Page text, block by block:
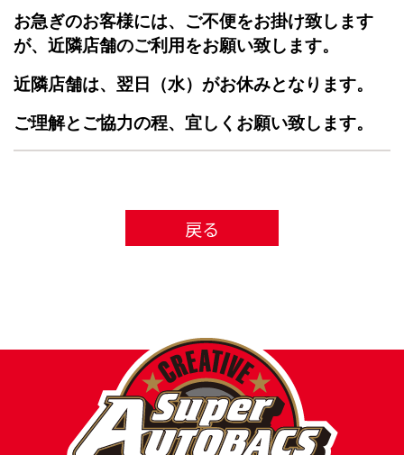
お急ぎのお客様には、ご不便をお掛け致します
が、近隣店舗のご利用をお願い致します。
近隣店舗は、翌日（水）がお休みとなります。
ご理解とご協力の程、 宜しくお願い致します。
戻る